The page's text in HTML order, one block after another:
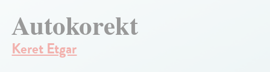
Autokorekt
Keret Etgar